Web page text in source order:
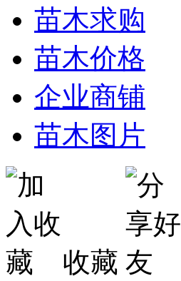
苗木求购
苗木价格
企业商铺
苗木图片
收藏